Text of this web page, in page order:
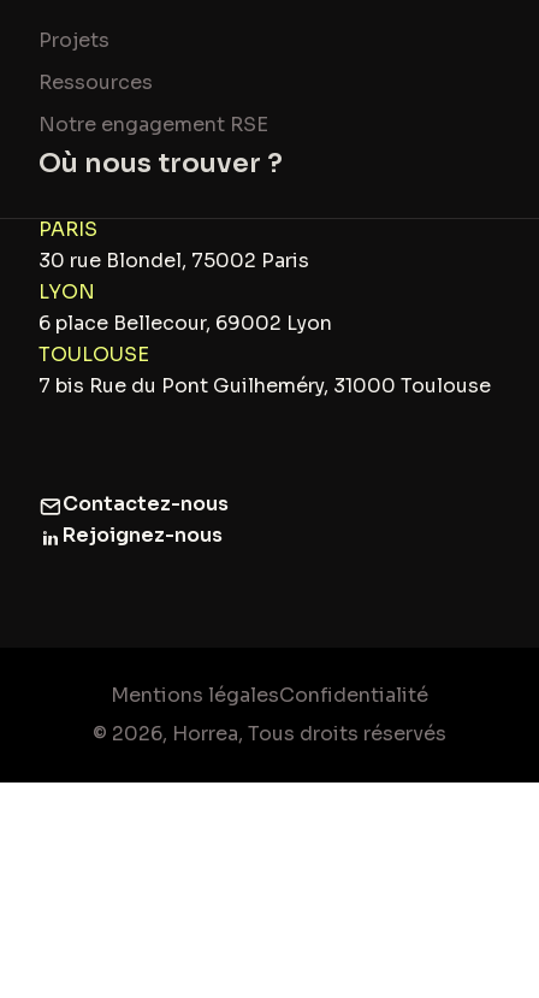
Projets
Ressources
Notre engagement RSE
Où nous trouver ?
PARIS
30 rue Blondel, 75002 Paris
LYON
6 place Bellecour, 69002 Lyon
TOULOUSE
7 bis Rue du Pont Guilheméry, 31000 Toulouse
Contactez-nous
Rejoignez-nous
© 2026, Horrea, Tous droits réservés
Mentions légalesConfidentialité